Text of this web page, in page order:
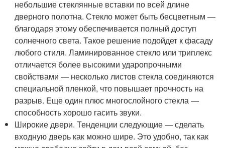
небольшие стеклянные вставки по всей длине
дверного полотна. Стекло может быть бесцветным —
благодаря этому обеспечивается полный доступ
солнечного света. Такое решение подойдет к фасаду
любого стиля. Ламинированное стекло или триплекс
отличается более высокими ударопрочными
свойствами — несколько листов стекла соединяются
специальной пленкой, что повышает прочность на
разрыв. Еще один плюс многослойного стекла —
способность хорошо гасить звуки.
Широкие двери. Тенденции следующие — сделать
входную дверь как можно шире. Это удобно, так как